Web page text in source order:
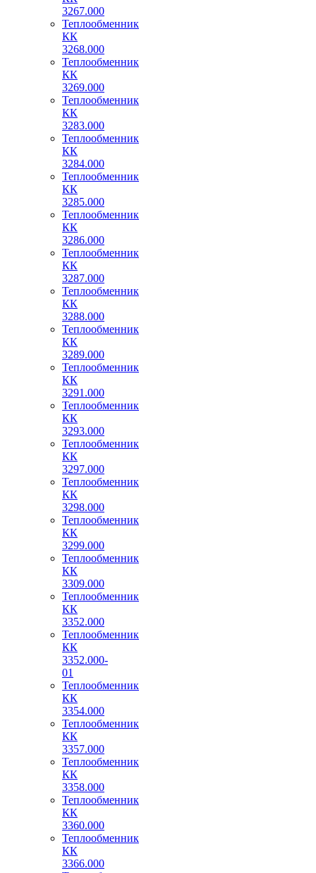
3267.000
Теплообменник
КК
3268.000
Теплообменник
КК
3269.000
Теплообменник
КК
3283.000
Теплообменник
КК
3284.000
Теплообменник
КК
3285.000
Теплообменник
КК
3286.000
Теплообменник
КК
3287.000
Теплообменник
КК
3288.000
Теплообменник
КК
3289.000
Теплообменник
КК
3291.000
Теплообменник
КК
3293.000
Теплообменник
КК
3297.000
Теплообменник
КК
3298.000
Теплообменник
КК
3299.000
Теплообменник
КК
3309.000
Теплообменник
КК
3352.000
Теплообменник
КК
3352.000-
01
Теплообменник
КК
3354.000
Теплообменник
КК
3357.000
Теплообменник
КК
3358.000
Теплообменник
КК
3360.000
Теплообменник
КК
3366.000